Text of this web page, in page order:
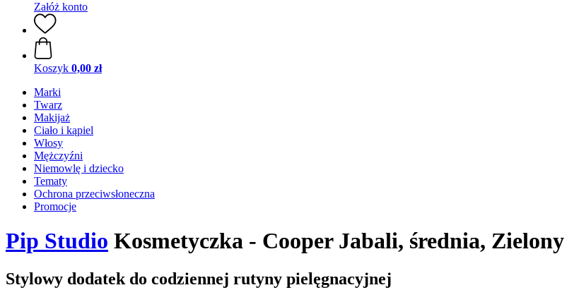
Załóż konto
Koszyk 0,00 zł
Marki
Twarz
Makijaż
Ciało i kąpiel
Włosy
Mężczyźni
Niemowlę i dziecko
Tematy
Ochrona przeciwsłoneczna
Promocje
Pip Studio Kosmetyczka - Cooper Jabali, średnia, Zielony
Stylowy dodatek do codziennej rutyny pielęgnacyjnej